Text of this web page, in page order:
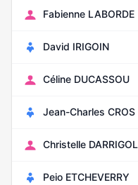
Fabienne LABORDE
David IRIGOIN
Céline DUCASSOU
Jean-Charles CROS
Christelle DARRIGOL
Peio ETCHEVERRY